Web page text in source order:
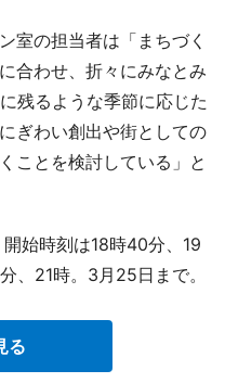
室の担当者は「まちづく
合わせ、折々にみなとみ
残るような季節に応じた
ぎわい創出や街としての
ことを検討している」と
始時刻は18時40分、19
、21時。3月25日まで。
る